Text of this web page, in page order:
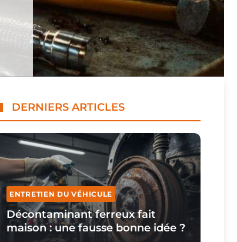
DERNIERS ARTICLES
ENTRETIEN DU VÉHICULE
Décontaminant ferreux fait
maison : une fausse bonne idée ?